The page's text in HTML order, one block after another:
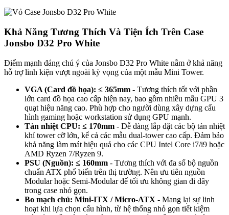
Khả Năng Tương Thích Và Tiện Ích Trên Case
Jonsbo D32 Pro White
Điểm mạnh đáng chú ý của Jonsbo D32 Pro White nằm ở khả năng
hỗ trợ linh kiện vượt ngoài kỳ vọng của một mẫu Mini Tower.
VGA (Card đồ họa): ≤ 365mm - Tương thích tốt với phần
lớn card đồ họa cao cấp hiện nay, bao gồm nhiều mẫu GPU 3
quạt hiệu năng cao. Phù hợp cho người dùng xây dựng cấu
hình gaming hoặc workstation sử dụng GPU mạnh.
Tản nhiệt CPU: ≤ 170mm - Dễ dàng lắp đặt các bộ tản nhiệt
khí tower cỡ lớn, kể cả các mẫu dual-tower cao cấp. Đảm bảo
khả năng làm mát hiệu quả cho các CPU Intel Core i7/i9 hoặc
AMD Ryzen 7/Ryzen 9.
PSU (Nguồn): ≤ 160mm - Tương thích với đa số bộ nguồn
chuẩn ATX phổ biến trên thị trường. Nên ưu tiên nguồn
Modular hoặc Semi-Modular để tối ưu không gian đi dây
trong case nhỏ gọn.
Bo mạch chủ: Mini-ITX / Micro-ATX - Mang lại sự linh
hoạt khi lựa chọn cấu hình, từ hệ thống nhỏ gọn tiết kiệm